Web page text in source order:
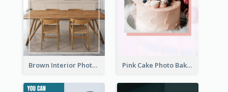
Brown Interior Photo Hiring Instagram Story Pink Cake Photo Bakery Instagram Story